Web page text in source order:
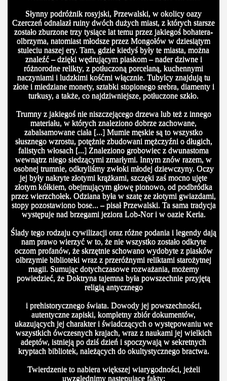
Słynny podróżnik rosyjski, Przewalski, w okolicy oazy
Czerczeń odnalazł ruiny dwóch dużych miast, z których starsze
zostało zburzone trzy tysiące lat temu przez jakiegoś bohatera-
olbrzyma, natomiast młodsze przez Mongołów w dziesiątym
stuleciu naszej ery. Tam, gdzie kiedyś były te miasta, można
znaleźć – dzięki wędrującym piaskom – nader dziwne i
różnorodne relikty, z potłuczoną porcelaną, kuchennymi
naczyniami i ludzkimi kośćmi włącznie. Tubylcy znajdują tu
złote i miedziane monety, sztabki stopionego srebra, diamenty i
turkusy, a także, co najdziwniejsze, potłuczone szkło.
Trumny z jakiegoś nie niszczejącego drzewa lub też z innego
materiału, w których znaleziono dobrze zachowane,
zabalsamowane ciała [...] Mumie męskie są to wszystko
słusznego wzrostu, potężnie zbudowani mężczyźni o długich,
falistych włosach [...] Znaleziono grobowiec z dwunastoma
wewnątrz niego siedzącymi zmarłymi. Innym znów razem, w
osobnej trumnie, odkryliśmy zwłoki młodej dziewczyny. Oczy
jej były nakryte złotymi krążkami, szczęki zaś mocno ujęte
złotym kółkiem, obejmującym głowę pionowo, od podbródka
przez wierzchołek. Odziana była w szatę ze złotymi gwiazdami,
stopy pozostawiono bose... – pisał Przewalski. Ta sama tradycja
występuje nad brzegami jeziora Lob-Nor i w oazie Keria.
Ślady tego rodzaju cywilizacji oraz różne podania i legendy dają
nam prawo wierzyć w to, że nie wszystko zostało odkryte
oczom profanów, że skrzętnie schowano wydobyte z piasków
olbrzymie biblioteki wraz z przeróżnymi reliktami starożytnej
magii. Sumując dotychczasowe rozważania, możemy
powiedzieć, że Doktryna tajemna była powszechnie przyjętą
religią antycznego
i prehistorycznego świata. Dowody jej powszechności,
autentyczne zapiski, kompletny zbiór dokumentów,
ukazujących jej charakter i świadczących o występowaniu we
wszystkich ówczesnych krajach, wraz z naukami jej wielkich
adeptów, istnieją po dziś dzień i spoczywają w sekretnych
kryptach bibliotek, należących do okultystycznego bractwa.
Twierdzenie to nabiera większej wiarygodności, jeżeli
uwzględnimy następujące fakty: